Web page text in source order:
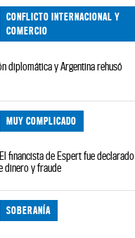
CONFLICTO INTERNACIONAL Y
COMERCIO
diplomática y Argentina rehusó
MUY COMPLICADO
El financista de Espert fue declarado
dinero y fraude
SOBERANÍA